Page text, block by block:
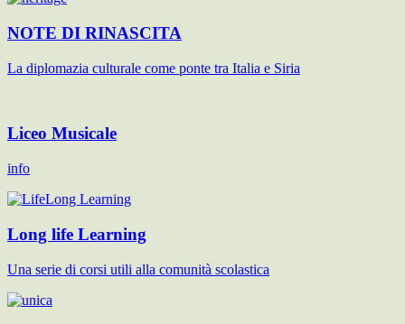
NOTE DI RINASCITA
La diplomazia culturale come ponte tra Italia e Siria
Liceo Musicale
info
Long life Learning
Una serie di corsi utili alla comunità scolastica